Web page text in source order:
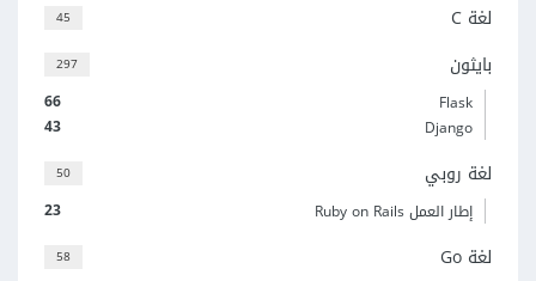
45 لغة C
297 بايثون
66
Flask
43
Django
50 لغة روبي
23 إطار العمل Ruby on Rails
58 لغة Go